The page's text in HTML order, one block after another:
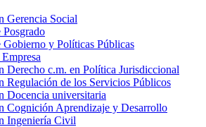
Gerencia Social
Posgrado
Gobierno y Políticas Públicas
Derecho c.m. en Política Jurisdiccional
Regulación de los Servicios Públicos
Docencia universitaria
Cognición Aprendizaje y Desarrollo
Ingeniería Civil